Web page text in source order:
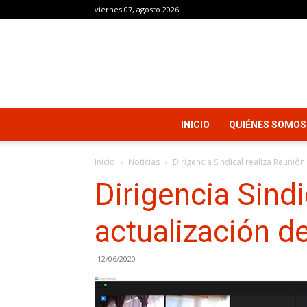
viernes 07, agosto 2026
INICIO QUIÉNES SOMOS
Inicio Noticias Dirigencia Sindical realiza
Dirigencia
actualización
12/06/2020